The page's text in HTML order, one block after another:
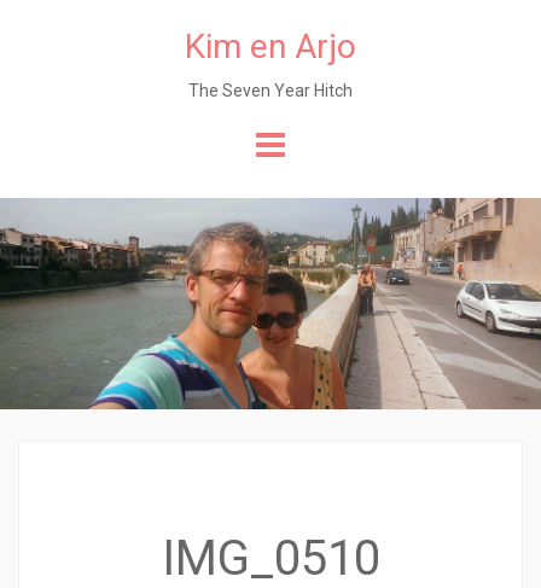
Kim en Arjo
The Seven Year Hitch
content
IMG_0510